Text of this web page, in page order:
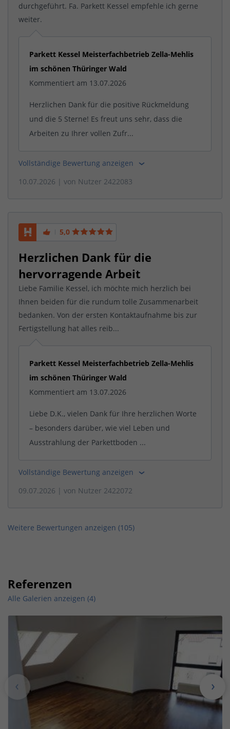
durchgeführt. Fa. Parkett Kessel empfehle ich gerne
weiter.
Parkett Kessel Meisterfachbetrieb Zella-Mehlis
im schönen Thüringer Wald
Kommentiert am 13.07.2026
Herzlichen Dank für die positive Rückmeldung
und die 5 Sterne! Es freut uns sehr, dass die
Arbeiten zu Ihrer vollen Zufr...
Vollständige Bewertung anzeigen
10.07.2026 | von Nutzer 2422083
5,0
Herzlichen Dank für die
hervorragende Arbeit
Liebe Familie Kessel, ich möchte mich herzlich bei
Ihnen beiden für die rundum tolle Zusammenarbeit
bedanken. Von der ersten Kontaktaufnahme bis zur
Fertigstellung hat alles reib...
Parkett Kessel Meisterfachbetrieb Zella-Mehlis
im schönen Thüringer Wald
Kommentiert am 13.07.2026
Liebe D.K., vielen Dank für Ihre herzlichen Worte
– besonders darüber, wie viel Leben und
Ausstrahlung der Parkettboden ...
Vollständige Bewertung anzeigen
09.07.2026 | von Nutzer 2422072
Weitere Bewertungen anzeigen (105)
Referenzen
Alle Galerien anzeigen (4)